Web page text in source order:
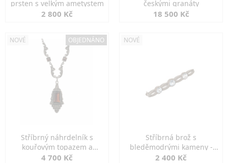
prsten s velkým ametystem
2 800 Kč
českými granáty
18 500 Kč
NOVÉ OBJEDNÁNO
Stříbrný náhrdelník s
kouřovým topazem a
markazity
4 700 Kč
NOVÉ
Stříbrná brož s
bleděmodrými kameny -
jemná elegance
2 400 Kč